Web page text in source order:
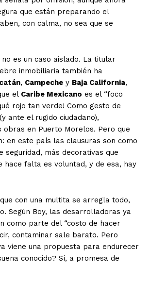
que están preparando el
con calma, no sea que se
no es un caso aislado. La titular
inmobiliaria también ha
, Campeche y Baja California,
el Caribe Mexicano es el “foco
rojo tan verde! Como gesto de
ante el rugido ciudadano),
obras en Puerto Morelos. Pero que
en este país las clausuras son como
seguridad, más decorativas que
hace falta es voluntad, y de esa, hay
que con una multita se arregla todo,
Según Boy, las desarrolladoras ya
como parte del “costo de hacer
contaminar sale barato. Pero
viene una propuesta para endurecer
conocido? Sí, a promesa de